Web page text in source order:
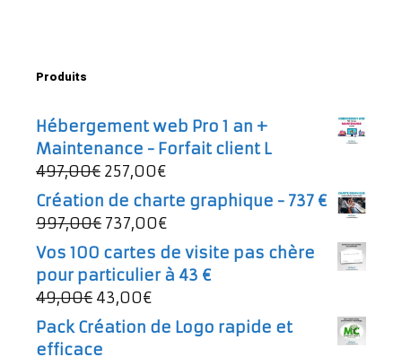
Produits
Hébergement web Pro 1 an +
Maintenance - Forfait client L
497,00€ Le
prix
initial
était :
497,00€.
257,00€Le
prix
actuel
257,00€.
Création de charte graphique - 737 €
997,00€ Le
prix
initial
était :
997,00€.
737,00€Le
prix
actuel
Vos 100 cartes de visite pas chère
pour particulier à 43 €
49,00€ Le
prix
initial
43,00€Le
prix
actuel
Pack Création de Logo rapide et
efficace